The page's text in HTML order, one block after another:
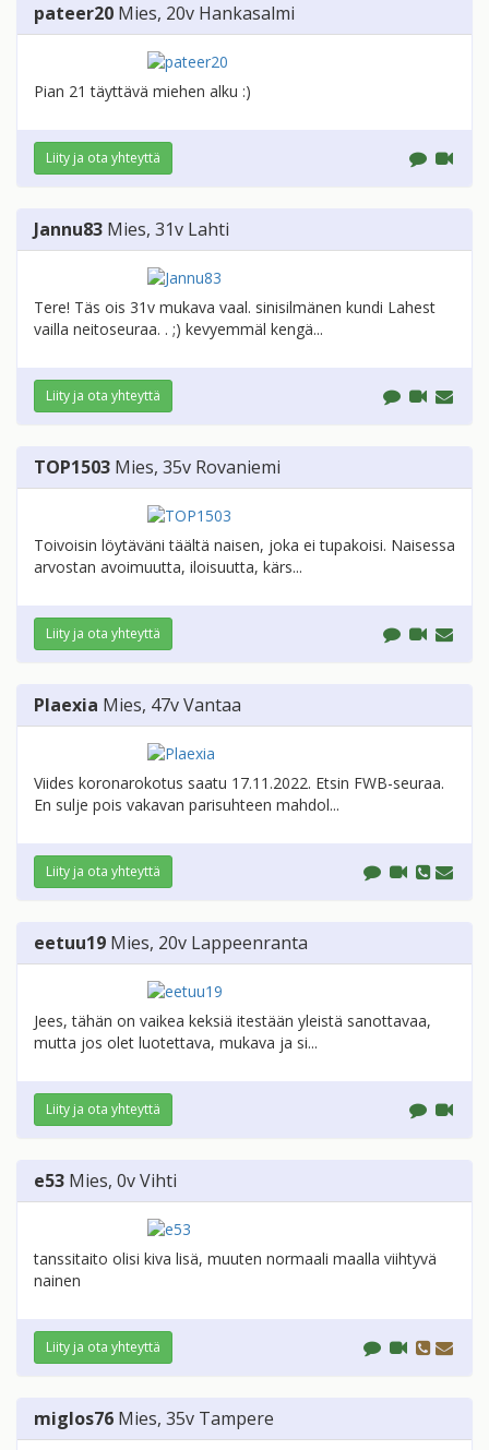
pateer20 Mies, 20v Hankasalmi
Pian 21 täyttävä miehen alku :)
Liity ja ota yhteyttä
Jannu83 Mies, 31v Lahti
Tere! Täs ois 31v mukava vaal. sinisilmänen kundi Lahest
vailla neitoseuraa. . ;) kevyemmäl kengä...
Liity ja ota yhteyttä
TOP1503 Mies, 35v Rovaniemi
Toivoisin löytäväni täältä naisen, joka ei tupakoisi. Naisessa
arvostan avoimuutta, iloisuutta, kärs...
Liity ja ota yhteyttä
Plaexia Mies, 47vVantaa
Viides koronarokotus saatu 17.11.2022. Etsin FWB-seuraa.
En sulje pois vakavan parisuhteen mahdol...
Liity ja ota yhteyttä
eetuu19 Mies, 20v Lappeenranta
Jees, tähän on vaikea keksiä itestään yleistä sanottavaa,
mutta jos olet luotettava, mukava ja si...
Liity ja ota yhteyttä
e53 Mies, 0vVihti
tanssitaito olisi kiva lisä, muuten normaali maalla viihtyvä
nainen
Liity ja ota yhteyttä
miglos76 Mies, 35v Tampere